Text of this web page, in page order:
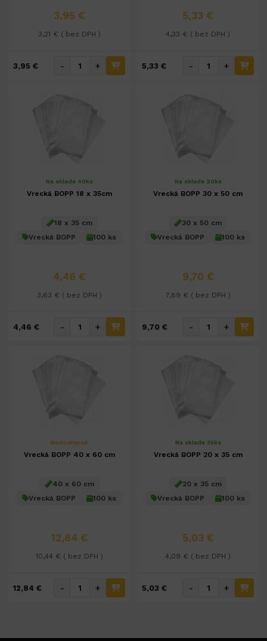
3,95 €
3,21 € ( bez DPH )
3,95 € - +
5,33 €
4,33 € ( bez DPH )
5,33 € - +
Na sklade 40ks
Vrecká BOPP 18 x 35cm
18 x 35 cm
Vrecká BOPP
100 ks
4,46 €
3,63 € ( bez DPH )
4,46 € - +
Na sklade 20ks
Vrecká BOPP 30 x 50 cm
30 x 50 cm
Vrecká BOPP
100 ks
9,70 €
7,89 € ( bez DPH )
9,70 € - +
Nedostupné
Vrecká BOPP 40 x 60 cm
40 x 60 cm
Vrecká BOPP
100 ks
12,84 €
10,44 € ( bez DPH )
12,84 € - +
Na sklade 35ks
Vrecká BOPP 20 x 35 cm
20 x 35 cm
Vrecká BOPP
100 ks
5,03 €
4,09 € ( bez DPH )
5,03 € - +